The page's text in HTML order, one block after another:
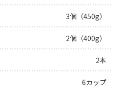
3個（450g）
2個（400g）
2本
6カップ